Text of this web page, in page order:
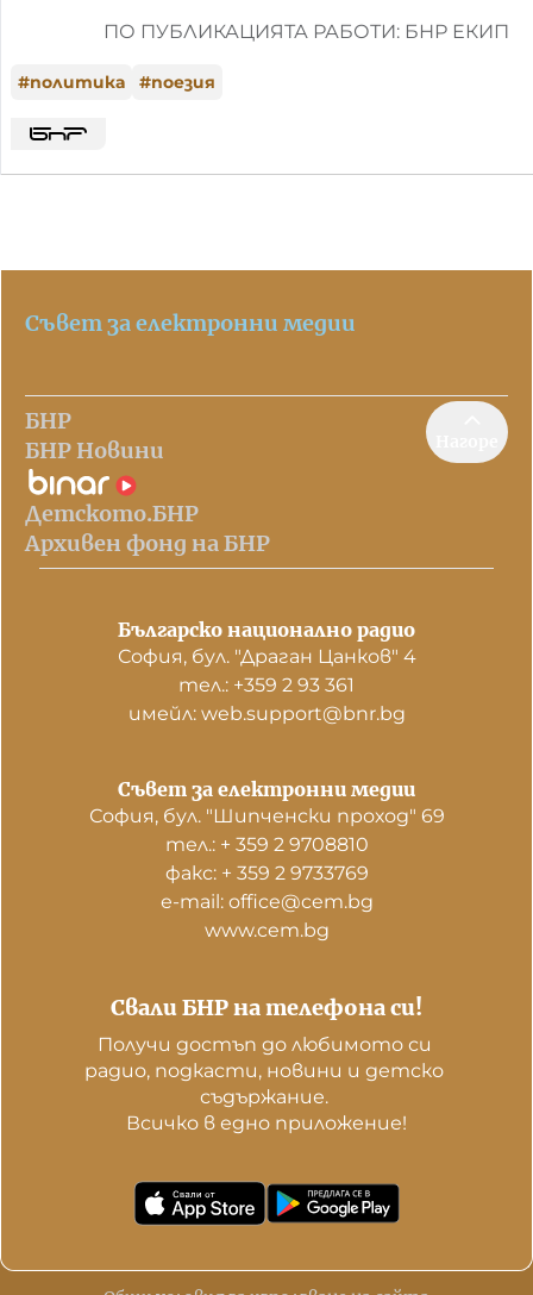
ПО ПУБЛИКАЦИЯТА РАБОТИ: БНР ЕКИП
#политика #поезия
Съвет за електронни медии
БНР
БНР Новини
Детското.БНР
Архивен фонд на БНР
Българско национално радио
София, бул. "Драган Цанков" 4
тел.: +359 2 93 361
имейл: web.support@bnr.bg
Свали БНР на телефона си!
Получи достъп до любимото си
радио, подкасти, новини и детско
съдържание.
Всичко в едно приложение!
Съвет за електронни медии
София, бул. "Шипченски проход" 69
тел.: + 359 2 9708810
факс: + 359 2 9733769
е-mail: office@cem.bg
www.cem.bg